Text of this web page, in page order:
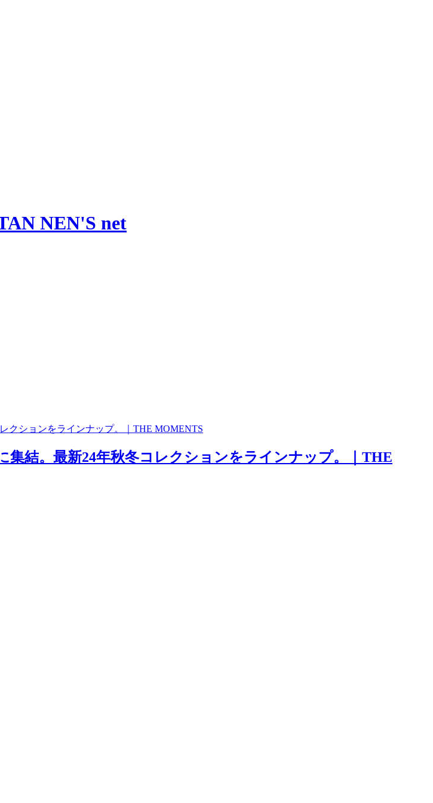
NEN'S net
クションをラインナップ。｜THE MOMENTS
結。最新24年秋冬コレクションをラインナップ。｜THE